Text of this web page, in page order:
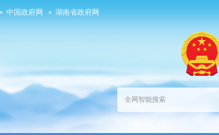
中国政府网 湖南省政府网